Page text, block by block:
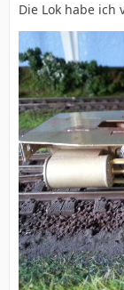
Die Lok habe ich